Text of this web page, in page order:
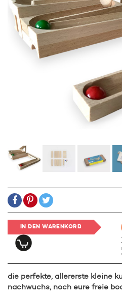
IN DEN WARENKORB
die perfekte, allererste kleine
nachwuchs, noch eure freie